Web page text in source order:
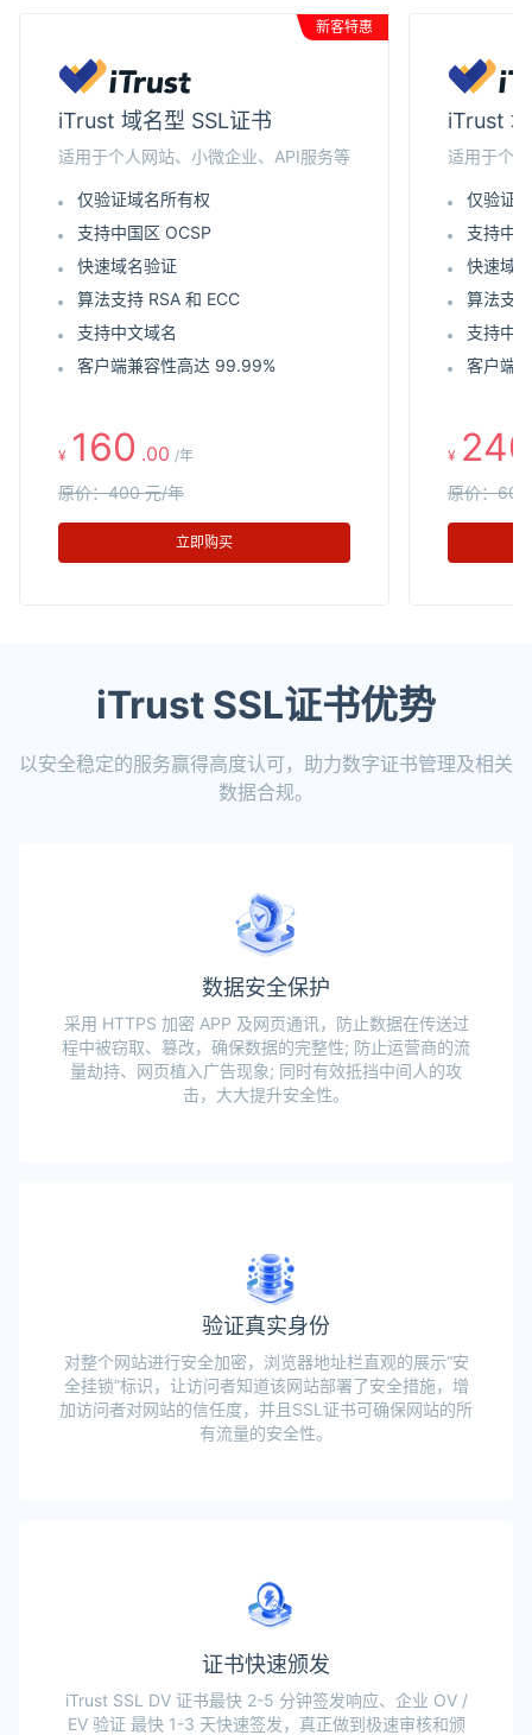
新客特惠
iTrust 域名型 SSL证书
适用于个人网站、小微企业、API服务等
仅验证域名所有权
支持中国区 OCSP
快速域名验证
算法支持 RSA 和 ECC
支持中文域名
客户端兼容性高达 99.99%
¥ 160 .00 /年
原价：400 元/年
立即购买
iTrust
适用于个
仅验证
支持中
快速域
算法支
支持中
客户端
¥ 240
原价：
iTrust SSL证书优势
以安全稳定的服务赢得高度认可，助力数字证书管理及相关
数据合规。
数据安全保护
采用 HTTPS 加密 APP 及网页通讯，防止数据在传送过
程中被窃取、篡改，确保数据的完整性; 防止运营商的流
量劫持、网页植入广告现象; 同时有效抵挡中间人的攻
击，大大提升安全性。
验证真实身份
对整个网站进行安全加密，浏览器地址栏直观的展示“安
全挂锁”标识，让访问者知道该网站部署了安全措施，增
加访问者对网站的信任度，并且SSL证书可确保网站的所
有流量的安全性。
证书快速颁发
iTrust SSL DV 证书最快 2-5 分钟签发响应、企业 OV /
EV 验证 最快 1-3 天快速签发，真正做到极速审核和颁